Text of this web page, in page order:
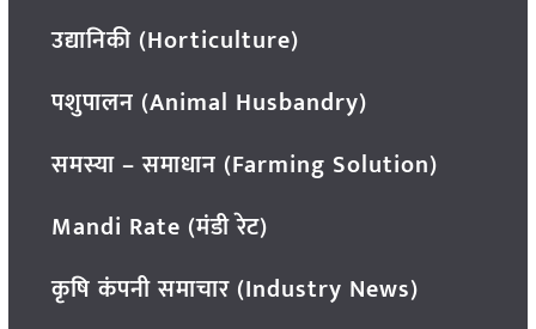
उद्यानिकी (Horticulture)
पशुपालन (Animal Husbandry)
समस्या – समाधान (Farming Solution)
Mandi Rate (मंडी रेट)
कृषि कंपनी समाचार (Industry News)